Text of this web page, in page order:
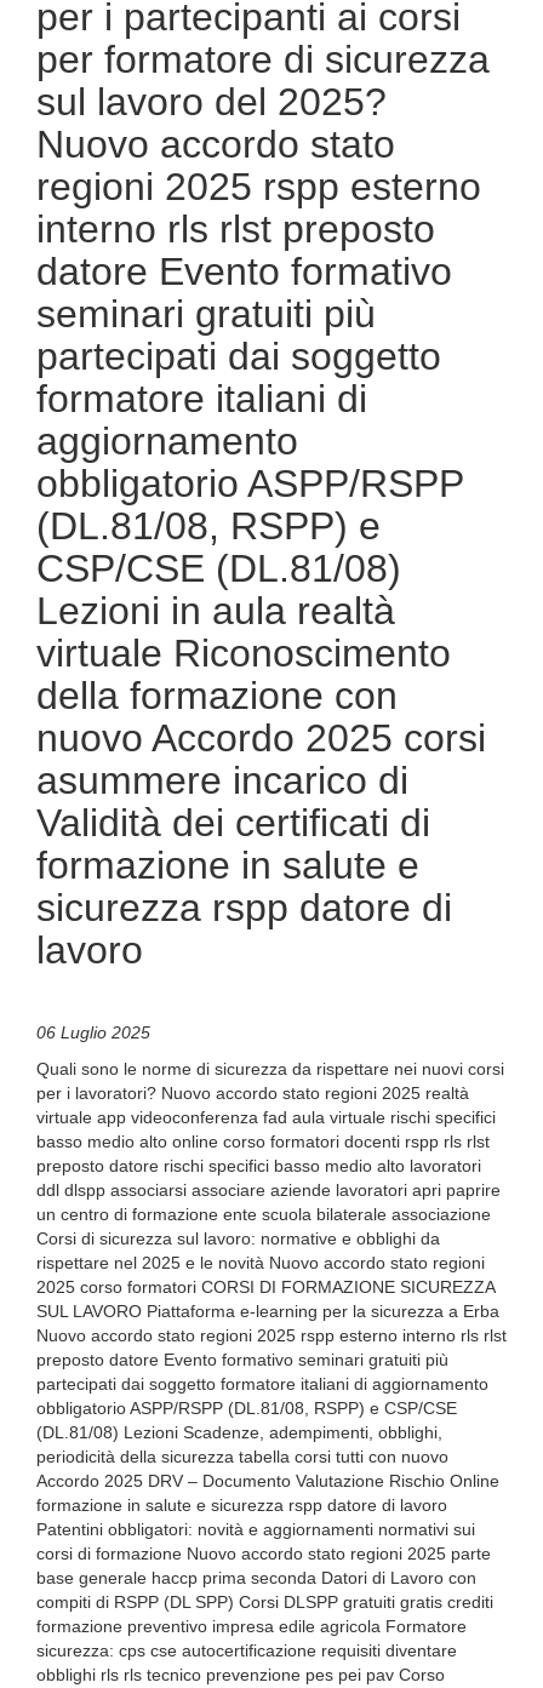
formazione in salute e sicurezza rspp datore di lavoro
per i partecipanti ai corsi
per formatore di sicurezza
sul lavoro del 2025?
Nuovo accordo stato
regioni 2025 rspp esterno
interno rls rlst preposto
datore Evento formativo
seminari gratuiti più
partecipati dai soggetto
formatore italiani di
aggiornamento
obbligatorio ASPP/RSPP
(DL.81/08, RSPP) e
CSP/CSE (DL.81/08)
Lezioni in aula realtà
virtuale Riconoscimento
della formazione con
nuovo Accordo 2025 corsi
asummere incarico di
Validità dei certificati di
formazione in salute e
sicurezza rspp datore di
lavoro
06 Luglio 2025
Quali sono le norme di sicurezza da rispettare nei nuovi corsi
per i lavoratori? Nuovo accordo stato regioni 2025 realtà
virtuale app videoconferenza fad aula virtuale rischi specifici
basso medio alto online corso formatori docenti rspp rls rlst
preposto datore rischi specifici basso medio alto lavoratori
ddl dlspp associarsi associare aziende lavoratori apri paprire
un centro di formazione ente scuola bilaterale associazione
Corsi di sicurezza sul lavoro: normative e obblighi da
rispettare nel 2025 e le novità Nuovo accordo stato regioni
2025 corso formatori CORSI DI FORMAZIONE SICUREZZA
SUL LAVORO Piattaforma e-learning per la sicurezza a Erba
Nuovo accordo stato regioni 2025 rspp esterno interno rls rlst
preposto datore Evento formativo seminari gratuiti più
partecipati dai soggetto formatore italiani di aggiornamento
obbligatorio ASPP/RSPP (DL.81/08, RSPP) e CSP/CSE
(DL.81/08) Lezioni Scadenze, adempimenti, obblighi,
periodicità della sicurezza tabella corsi tutti con nuovo
Accordo 2025 DRV – Documento Valutazione Rischio Online
formazione in salute e sicurezza rspp datore di lavoro
Patentini obbligatori: novità e aggiornamenti normativi sui
corsi di formazione Nuovo accordo stato regioni 2025 parte
base generale haccp prima seconda Datori di Lavoro con
compiti di RSPP (DL SPP) Corsi DLSPP gratuiti gratis crediti
formazione preventivo impresa edile agricola Formatore
sicurezza: cps cse autocertificazione requisiti diventare
obblighi rls rls tecnico prevenzione pes pei pav Corso